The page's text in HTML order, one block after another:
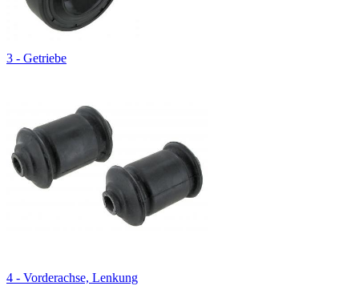
3 - Getriebe
4 - Vorderachse, Lenkung